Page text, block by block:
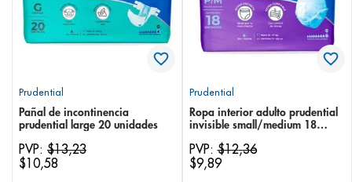
Prudential
Pañal de incontinencia
prudential large 20 unidades
PVP: $13,23
$10,58
Prudential
Ropa interior adulto prudential
invisible small/medium 18
PVP:$12,36
$9,89